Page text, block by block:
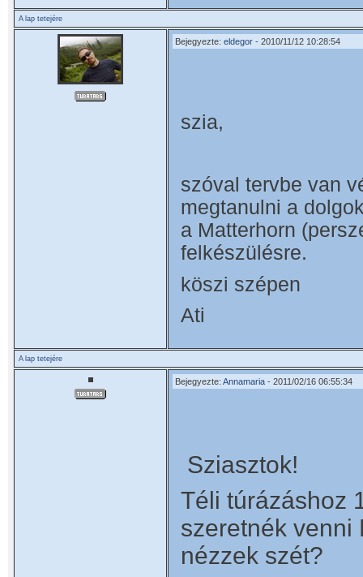
A lap tetejére
Bejegyezte: eldegor - 2010/11/12 10:28:54
szia,
szóval tervbe van
megtanulni a
a Matterhorn
felkészülésre.
köszi szépen
Ati
A lap tetejére
Bejegyezte: Annamaria - 2011/02/16 06:55:34
Sziasztok!
Téli túrázáshoz
szeretnék
nézzek szét?